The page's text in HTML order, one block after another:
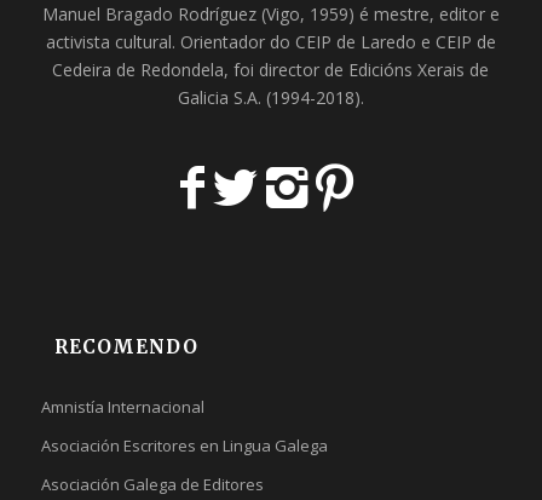
Manuel Bragado Rodríguez (Vigo, 1959) é mestre, editor e
activista cultural. Orientador do CEIP de Laredo e CEIP de
Cedeira de Redondela, foi director de Edicións Xerais de
Galicia S.A. (1994-2018).
RECOMENDO
Amnistía Internacional
Asociación Escritores en Lingua Galega
Asociación Galega de Editores